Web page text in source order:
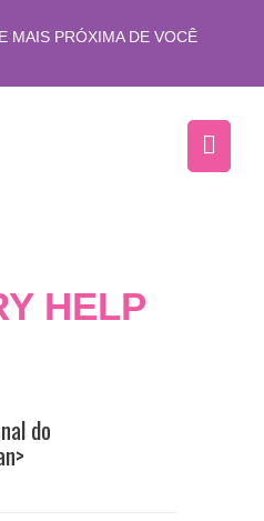
MAIS PRÓXIMA DE VOCÊ
HELP
do